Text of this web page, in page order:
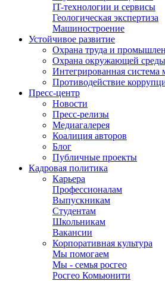
IT-технологии и сервисы
Геологическая экспертиза
Машиностроение
Устойчивое развитие
Охрана труда и
Охрана окружающей среды
Интегрированная система
Противодействие
Пресс-центр
Новости
Пресс-релизы
Медиагалерея
Коалиция авторов
Блог
Публичные проекты
Кадровая политика
Карьера
Профессионалам
Выпускникам
Студентам
Школьникам
Вакансии
Корпоративная культура
Мы помогаем
Мы - семья росгео
Росгео Комьюнити